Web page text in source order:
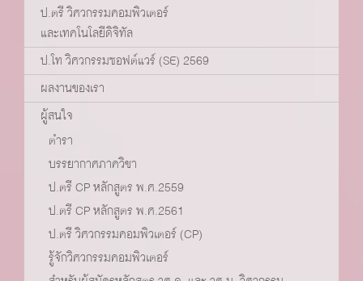
ป.ตรี วิศวกรรมคอมพิวเตอร์
และเทคโนโลยีดิจิทัล
ป.โท วิศวกรรมซอฟต์แวร์ (SE) 2569
ผลงานของเรา
ผู้สนใจ
ตำรา
บรรยากาศภาควิชา
ป.ตรี CP หลักสูตร พ.ศ.2559
ป.ตรี CP หลักสูตร พ.ศ.2561
ป.ตรี วิศวกรรมคอมพิวเตอร์ (CP)
รู้จักวิศวกรรมคอมพิวเตอร์